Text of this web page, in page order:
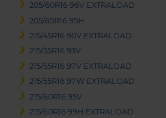
205/60R16 96V EXTRALOAD
205/65R16 95H
215/45R16 90V EXTRALOAD
215/55R16 93V
215/55R16 97V EXTRALOAD
215/55R16 97W EXTRALOAD
215/60R16 95V
215/60R16 99H EXTRALOAD